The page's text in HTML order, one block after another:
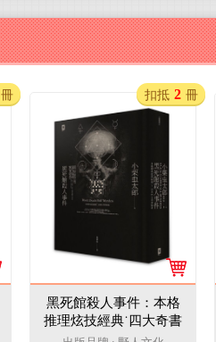
冊
黑死館殺人事件：本格
推理炫技經典˙四大奇書
始祖（精裝）
扣抵 2 冊